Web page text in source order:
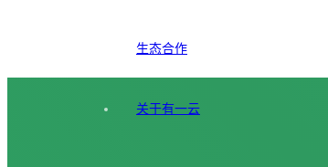
生态合作
关于有一云